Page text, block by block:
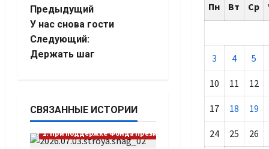
Навигация
записи
Предыдущий
У нас снова гости
Следующий:
Держать шаг
СВЯЗАННЫЕ ИСТОРИИ
1. При поддержке Фонда Президентских грантов
Пн Вт Ср
3 4 5
10 11 12
17 18 19
24 25 26